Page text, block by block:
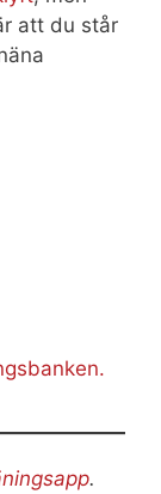
att du står
.